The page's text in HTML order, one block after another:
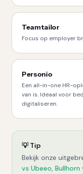
Teamtailor
Focus op employer
Personio
Een all-in-one HR-
van is. Ideaal voor
digitaliseren.
💡 Tip
Bekijk onze
vs Ubeeo, Bullhorn